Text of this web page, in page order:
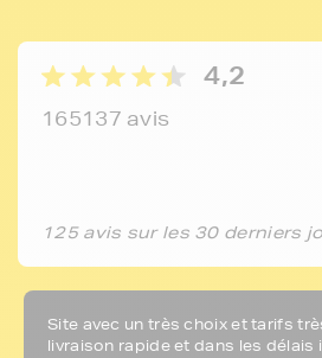
4,2
165137 avis
125 avis sur les 30 derniers
Site avec un très choix et tarifs
livraison rapide et dans les délais